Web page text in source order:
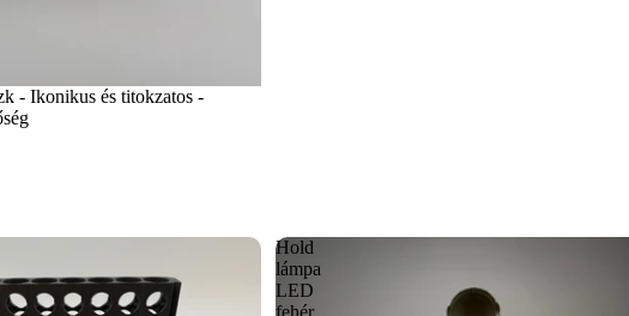
- Ikonikus és titokzatos -
Hold
lámpa
LED